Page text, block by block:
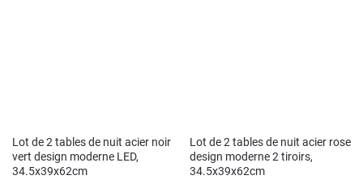
Lot de 2 tables de nuit acier noir
vert design moderne LED,
34.5x39x62cm
Lot de 2 tables de nuit acier rose
design moderne 2 tiroirs,
34.5x39x62cm